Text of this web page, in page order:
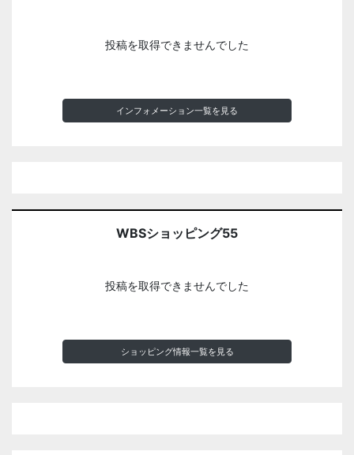
投稿を取得できませんでした
インフォメーション一覧を見る
WBSショッピング55
投稿を取得できませんでした
ショッピング情報一覧を見る